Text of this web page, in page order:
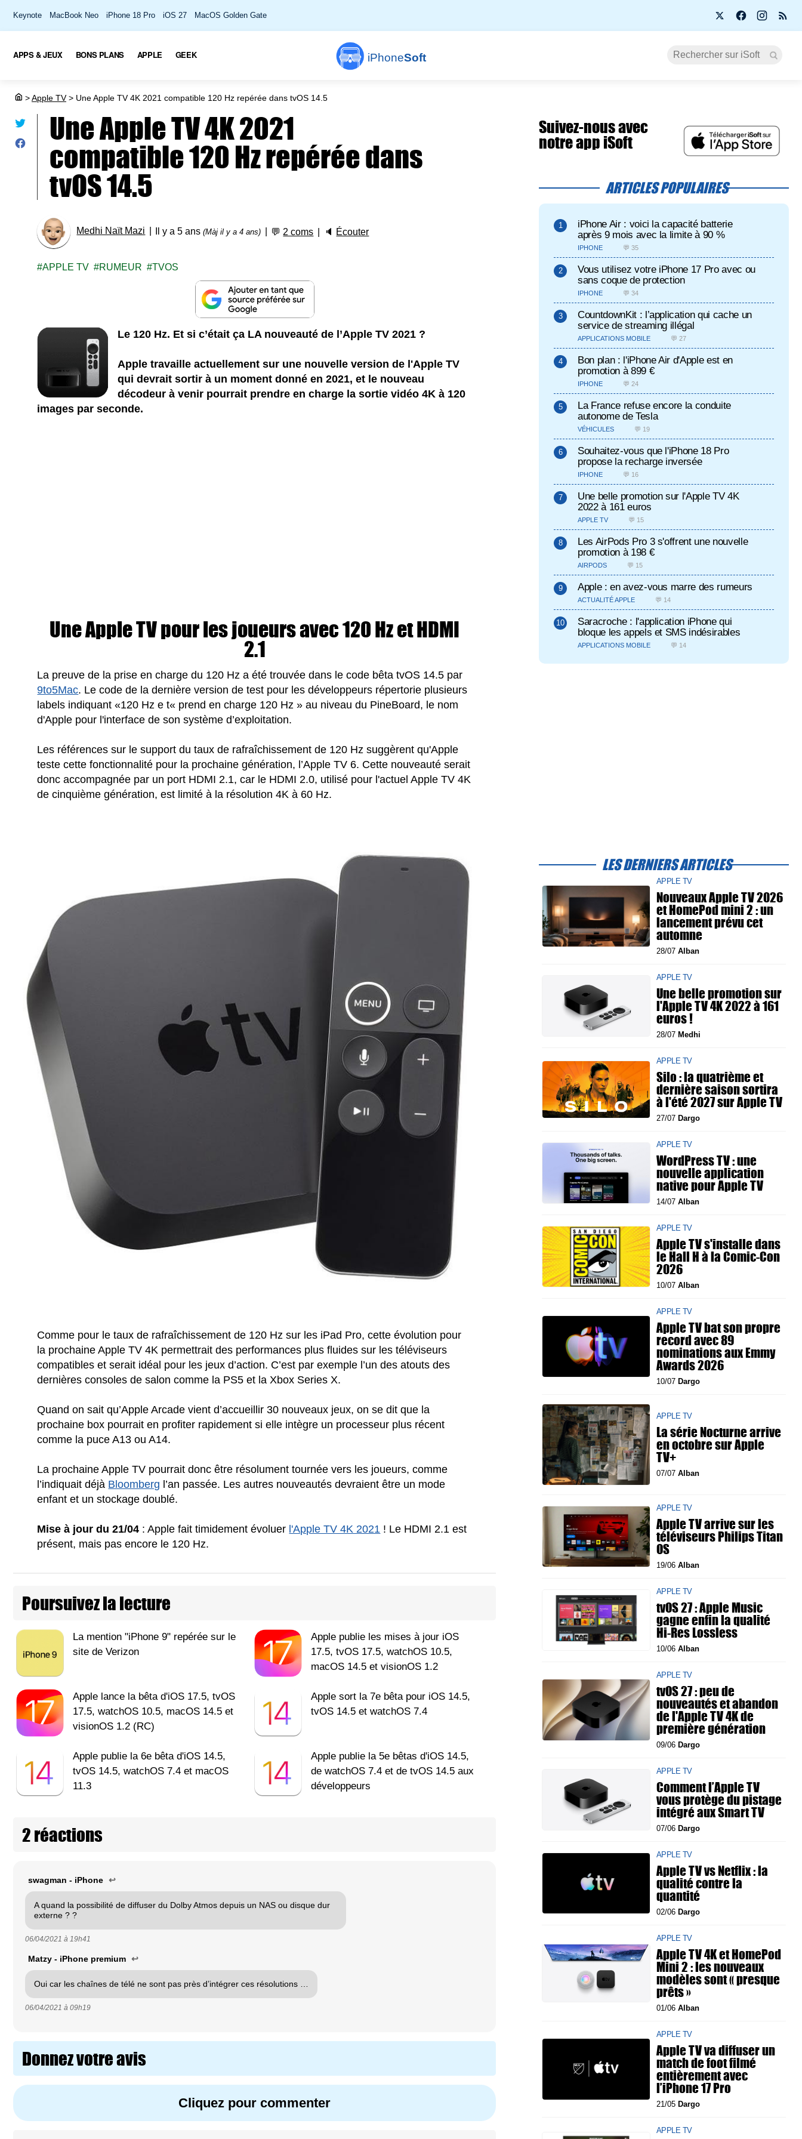
Keynote MacBook Neo iPhone 18 Pro iOS 27 MacOS Golden Gate
iPhoneSoft
APPS & JEUX BONS PLANS APPLE GEEK
>Apple TV > Une Apple TV 4K 2021 compatible 120 Hz repérée dans tvOS 14.5
Une Apple TV 4K 2021
compatible 120 Hz repérée dans
tvOS 14.5
Medhi Naït Mazi Il y a 5 ans(Màj il y a 4 ans) 💬 2 coms 🔈 Écouter
APPLE TV RUMEUR TVOS
Le 120 Hz. Et si c’était ça LA nouveauté de l’Apple TV 2021 ?
Apple travaille actuellement sur une nouvelle version de l'Apple TV
qui devrait sortir à un moment donné en 2021, et le nouveau
décodeur à venir pourrait prendre en charge la sortie vidéo 4K à 120
images par seconde.
Une Apple TV pour les joueurs avec 120 Hz et HDMI
2.1
La preuve de la prise en charge du 120 Hz a été trouvée dans le code bêta tvOS 14.5 par
9to5Mac. Le code de la dernière version de test pour les développeurs répertorie plusieurs
labels indiquant «120 Hz e t« prend en charge 120 Hz » au niveau du PineBoard, le nom
d'Apple pour l'interface de son système d’exploitation.
Les références sur le support du taux de rafraîchissement de 120 Hz suggèrent qu'Apple
teste cette fonctionnalité pour la prochaine génération, l’Apple TV 6. Cette nouveauté serait
donc accompagnée par un port HDMI 2.1, car le HDMI 2.0, utilisé pour l'actuel ‌Apple TV‌ 4K
de cinquième génération, est limité à la résolution 4K à 60 Hz.
Comme pour le taux de rafraîchissement de 120 Hz sur les iPad Pro, cette évolution pour
la prochaine Apple TV 4K permettrait des performances plus fluides sur les téléviseurs
compatibles et serait idéal pour les jeux d’action. C’est par exemple l’un des atouts des
dernières consoles de salon comme la PS5 et la Xbox Series X.
Quand on sait qu’Apple Arcade vient d’accueillir 30 nouveaux jeux, on se dit que la
prochaine box pourrait en profiter rapidement si elle intègre un processeur plus récent
comme la puce A13 ou A14.
La prochaine Apple TV pourrait donc être résolument tournée vers les joueurs, comme
l’indiquait déjà Bloomberg l’an passée. Les autres nouveautés devraient être un mode
enfant et un stockage doublé.
Mise à jour du 21/04 :Apple fait timidement évoluer l'Apple TV 4K 2021 ! Le HDMI 2.1 est
présent, mais pas encore le 120 Hz.
Poursuivez la lecture
La mention "iPhone 9" repérée sur le
site de Verizon
Apple publie les mises à jour iOS
17.5, tvOS 17.5, watchOS 10.5,
macOS 14.5 et visionOS 1.2
Apple lance la bêta d'iOS 17.5, tvOS
17.5, watchOS 10.5, macOS 14.5 et
visionOS 1.2 (RC)
Apple sort la 7e bêta pour iOS 14.5,
tvOS 14.5 et watchOS 7.4
Apple publie la 6e bêta d'iOS 14.5,
tvOS 14.5, watchOS 7.4 et macOS
11.3
Apple publie la 5e bêtas d'iOS 14.5,
de watchOS 7.4 et de tvOS 14.5 aux
développeurs
2 réactions
swagman - iPhone ↩
A quand la possibilité de diffuser du Dolby Atmos depuis un NAS ou disque dur
externe ? ?
06/04/2021 à 19h41
Matzy - iPhone premium ↩
Oui car les chaînes de télé ne sont pas près d’intégrer ces résolutions …
06/04/2021 à 09h19
Donnez votre avis
Cliquez pour commenter
Suivez-nous avec
notre app iSoft
ARTICLES POPULAIRES
iPhone Air : voici la capacité batterie
après 9 mois avec la limite à 90 %
IPHONE 💬 35
Vous utilisez votre iPhone 17 Pro avec ou
sans coque de protection
IPHONE 💬 34
CountdownKit : l’application qui cache un
service de streaming illégal
APPLICATIONS MOBILE 💬 27
Bon plan : l'iPhone Air d'Apple est en
promotion à 899 €
IPHONE 💬 24
La France refuse encore la conduite
autonome de Tesla
VÉHICULES 💬 19
Souhaitez-vous que l'iPhone 18 Pro
propose la recharge inversée
IPHONE 💬 16
Une belle promotion sur l'Apple TV 4K
2022 à 161 euros
APPLE TV 💬 15
Les AirPods Pro 3 s'offrent une nouvelle
promotion à 198 €
AIRPODS 💬 15
Apple : en avez-vous marre des rumeurs
ACTUALITÉ APPLE 💬 14
Saracroche : l'application iPhone qui
bloque les appels et SMS indésirables
APPLICATIONS MOBILE 💬 14
LES DERNIERS ARTICLES
APPLE TV
Nouveaux Apple TV 2026
et HomePod mini 2 : un
lancement prévu cet
automne
28/07 Alban
APPLE TV
Une belle promotion sur
l'Apple TV 4K 2022 à 161
euros !
28/07 Medhi
APPLE TV
Silo : la quatrième et
dernière saison sortira
à l'été 2027 sur Apple TV
27/07 Dargo
APPLE TV
WordPress TV : une
nouvelle application
native pour Apple TV
14/07 Alban
APPLE TV
Apple TV s'installe dans
le Hall H à la Comic-Con
2026
10/07 Alban
APPLE TV
Apple TV bat son propre
record avec 89
nominations aux Emmy
Awards 2026
10/07 Dargo
APPLE TV
La série Nocturne arrive
en octobre sur Apple
TV+
07/07 Alban
APPLE TV
Apple TV arrive sur les
téléviseurs Philips Titan
OS
19/06 Alban
APPLE TV
tvOS 27 : Apple Music
gagne enfin la qualité
Hi-Res Lossless
10/06 Alban
APPLE TV
tvOS 27 : peu de
nouveautés et abandon
de l'Apple TV 4K de
première génération
09/06 Dargo
APPLE TV
Comment l’Apple TV
vous protège du pistage
intégré aux Smart TV
07/06 Dargo
APPLE TV
Apple TV vs Netflix : la
qualité contre la
quantité
02/06 Dargo
APPLE TV
Apple TV 4K et HomePod
Mini 2 : les nouveaux
modèles sont « presque
prêts »
01/06 Alban
APPLE TV
Apple TV va diffuser un
match de foot filmé
entièrement avec
l’iPhone 17 Pro
21/05 Dargo
APPLE TV